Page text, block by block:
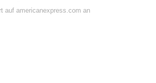
auf americanexpress.com an